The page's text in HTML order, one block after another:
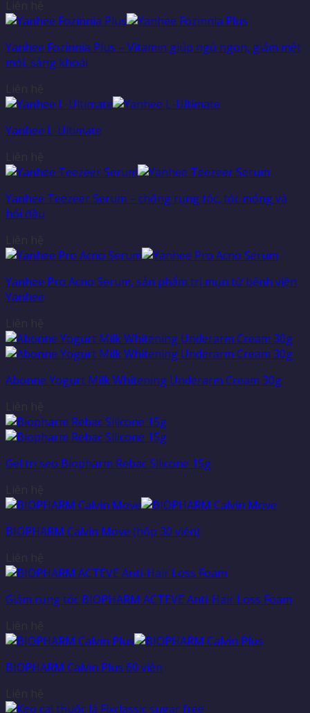
Yanhee Fozinnia Plus – Vitamin giúp ngủ ngon, giảm mệt
mỏi, sảng khoái
Yanhee L-Ultimate
Yanhee Teezeer Serum – chống rụng tóc, tóc mỏng và
hói đầu
Yanhee Pro Acno Serum, sản phẩm trị mụn từ bệnh viện
Yanhee
Abonne Yogurt Milk Whitening Underarm Cream 30g
Gel trị sẹo Biopharm Rebac Silicone 15g
BIOPHARM Calvin Move (hộp 30 viên)
Giảm rụng tóc BIOPHARM ACTEVE Anti-Hair Loss Foam
BIOPHARM Calvin Plus 60 viên